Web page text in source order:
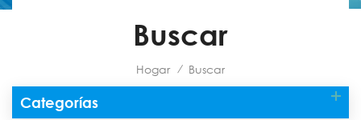
Buscar
Hogar / Buscar
Categorías